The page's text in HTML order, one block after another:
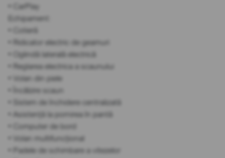
• CarPlay
Echipament:
• Cotieră
• Ridicator electric de geamuri
• Oglindă laterală electrică
• Reglarea electrica a scaunului
• Volan din piele
• Încălzire scaun
• Sistem de închidere centralizată
• Asistență la pornirea în pantă
• Computer de bord
• Volan multifuncțional
• Padele de schimbare a vitezelor